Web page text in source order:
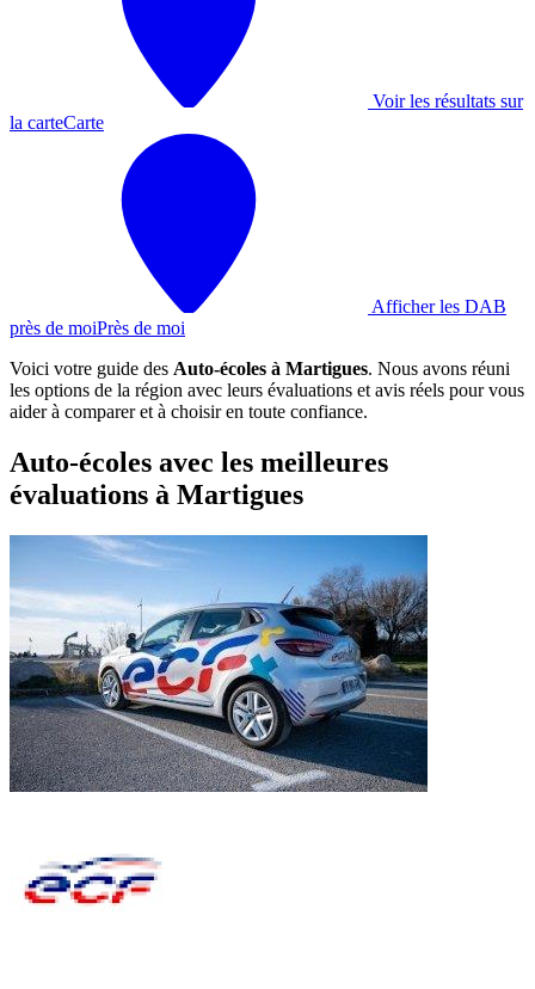
Voir les résultats sur
la carteCarte
Afficher les DAB
près de moiPrès de moi
Voici votre guide des Auto-écoles à Martigues. Nous avons réuni
les options de la région avec leurs évaluations et avis réels pour vous
aider à comparer et à choisir en toute confiance.
Auto-écoles avec les meilleures
évaluations à Martigues